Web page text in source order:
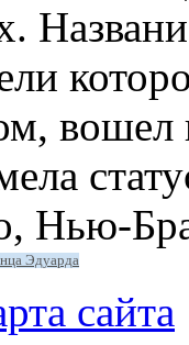
вошел
Нью-
Эдуарда
сайта